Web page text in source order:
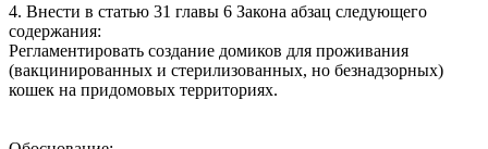
4. Внести в статью 31 главы 6 Закона абзац следующего
содержания:
Регламентировать создание домиков для проживания
(вакцинированных и стерилизованных, но безнадзорных)
кошек на придомовых территориях.